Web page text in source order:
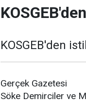
KOSGEB'den
Gerçek Gazetesi
Söke Demirciler ve